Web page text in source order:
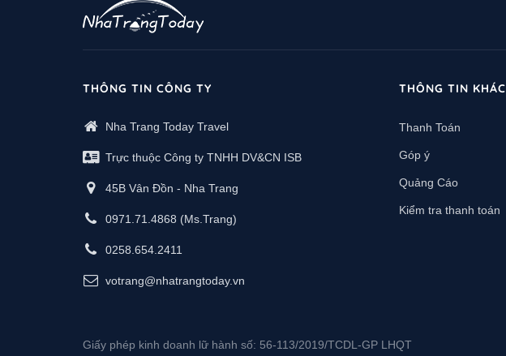
THÔNG TIN CÔNG TY
Nha Trang Today Travel
Trực thuộc Công ty TNHH DV&CN ISB
45B Vân Đồn - Nha Trang
0971.71.4868 (Ms.Trang)
0258.654.2411
votrang@nhatrangtoday.vn
THÔNG TIN KHÁC
Thanh Toán
Góp ý
Quảng Cáo
Kiểm tra thanh toán
Giấy phép kinh doanh lữ hành số: 56-113/2019/TCDL-GP LHQT